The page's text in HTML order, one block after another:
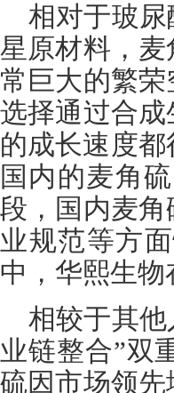
相对于玻
星原材料，
常巨大的繁
选择通过合
的成长速度
国内的麦角
段，国内麦
业规范等方
中，华熙生
相较于其
业链整合”双
硫因市场领